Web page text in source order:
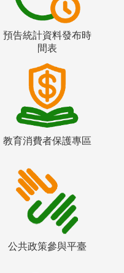
預告統計資料發布時
間表
教育消費者保護專區
公共政策參與平臺